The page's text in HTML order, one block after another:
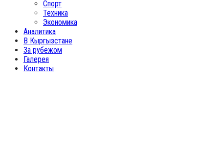
Спорт
Техника
Экономика
Аналитика
В Кыргызстане
За рубежом
Галерея
Контакты